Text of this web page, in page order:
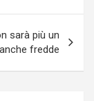
sarà più un
fredde